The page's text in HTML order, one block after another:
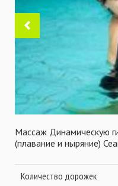
Массаж Динамическую
(плавание и ныряние)
Количество дорожек